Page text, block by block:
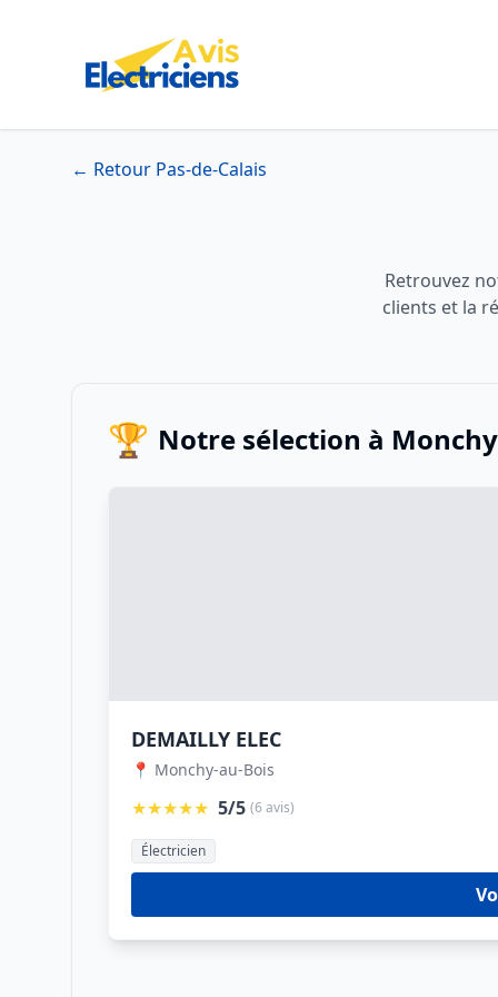
← Retour Pas-de-Calais
Retrouvez
clients et la
🏆 Notre sélection à
DEMAILLY ELEC
📍 Monchy-au-Bois
★★★★★ 5/5 (6 avis)
Électricien